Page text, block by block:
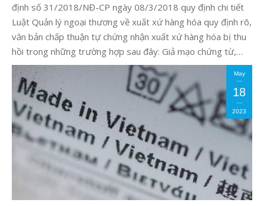
định số 31/2018/NĐ-CP ngày 08/3/2018 quy định chi tiết
Luật Quản lý ngoại thương về xuất xứ hàng hóa quy định rõ,
văn bản chấp thuận tự chứng nhận xuất xứ hàng hóa bị thu
hồi trong những trường hợp sau đây: Giả mạo chứng từ,…
May
18
2023